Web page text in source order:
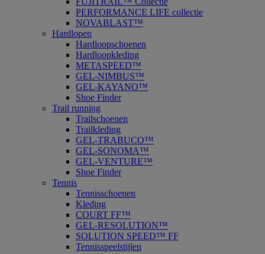
PERFORMANCE LIFE collectie
NOVABLAST™
Hardlopen
Hardloopschoenen
Hardloopkleding
METASPEED™
GEL-NIMBUS™
GEL-KAYANO™
Shoe Finder
Trail running
Trailschoenen
Trailkleding
GEL-TRABUCO™
GEL-SONOMA™
GEL-VENTURE™
Shoe Finder
Tennis
Tennisschoenen
Kleding
COURT FF™
GEL-RESOLUTION™
SOLUTION SPEED™ FF
Tennisspeelstijlen